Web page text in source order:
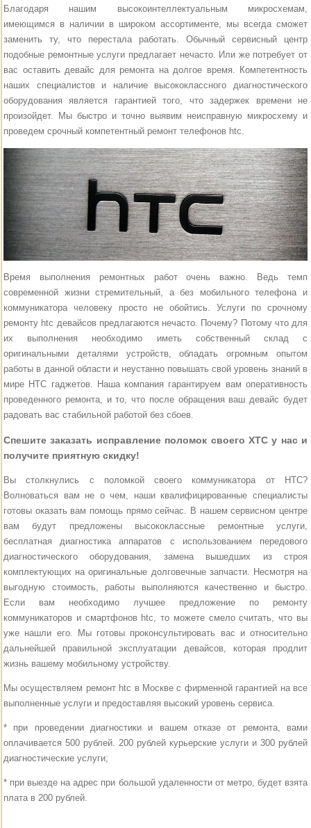
Благодаря нашим высокоинтеллектуальным микросхемам,
имеющимся в наличии в широком ассортименте, мы всегда сможет
заменить ту, что перестала работать. Обычный сервисный центр
подобные ремонтные услуги предлагает нечасто. Или же потребует от
вас оставить девайс для ремонта на долгое время. Компетентность
наших специалистов и наличие высококлассного диагностического
оборудования является гарантией того, что задержек времени не
произойдет. Мы быстро и точно выявим неисправную микросхему и
проведем срочный компетентный ремонт телефонов htc.
Время выполнения ремонтных работ очень важно. Ведь темп
современной жизни стремительный, а без мобильного телефона и
коммуникатора человеку просто не обойтись. Услуги по срочному
ремонту htc девайсов предлагаются нечасто. Почему? Потому что для
их выполнения необходимо иметь собственный склад с
оригинальными деталями устройств, обладать огромным опытом
работы в данной области и неустанно повышать свой уровень знаний в
мире HTC гаджетов. Наша компания гарантируем вам оперативность
проведенного ремонта, и то, что после обращения ваш девайс будет
радовать вас стабильной работой без сбоев.
Спешите заказать исправление поломок своего ХТС у нас и
получите приятную скидку!
Вы столкнулись с поломкой своего коммуникатора от НТС?
Волноваться вам не о чем, наши квалифицированные специалисты
готовы оказать вам помощь прямо сейчас. В нашем сервисном центре
вам будут предложены высококлассные ремонтные услуги,
бесплатная диагностика аппаратов с использованием передового
диагностического оборудования, замена вышедших из строя
комплектующих на оригинальные долговечные запчасти. Несмотря на
выгодную стоимость, работы выполняются качественно и быстро.
Если вам необходимо лучшее предложение по ремонту
коммуникаторов и смартфонов htc, то можете смело считать, что вы
уже нашли его. Мы готовы проконсультировать вас и относительно
дальнейшей правильной эксплуатации девайсов, которая продлит
жизнь вашему мобильному устройству.
Мы осуществляем ремонт htc в Москве с фирменной гарантией на все
выполненные услуги и предоставляя высокий уровень сервиса.
* при проведении диагностики и вашем отказе от ремонта, вами
оплачивается 500 рублей. 200 рублей курьерские услуги и 300 рублей
диагностические услуги;
* при выезде на адрес при большой удаленности от метро, будет взята
плата в 200 рублей.